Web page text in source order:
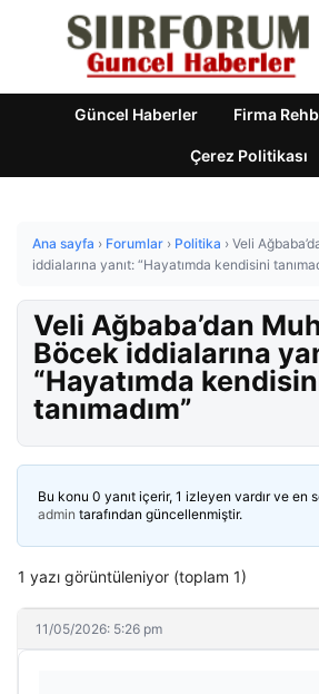
Güncel Haberler Firma
Çerez Politikası
Ana sayfa › Forumlar › Politika › Veli
iddialarına yanıt: “Hayatımda kendisini
Veli Ağbaba’dan
Böcek iddialarına
“Hayatımda
tanımadım”
Bu konu 0 yanıt içerir, 1 izleyen vardır ve en
admin tarafından güncellenmiştir.
1 yazı görüntüleniyor (toplam 1)
11/05/2026: 5:26 pm